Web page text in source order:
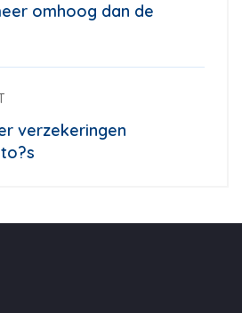
omhoog dan de
verzekeringen